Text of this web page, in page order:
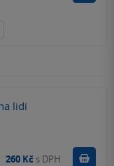
lidi
260 Kč s DPH Koupit